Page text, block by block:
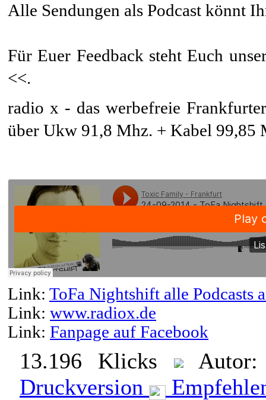
Alle Sendungen als Podcast könnt
Für Euer Feedback steht Euch
<<.
radio x - das werbefreie
über Ukw 91,8 Mhz. + Kabel 99,85
Link: ToFa Nightshift alle Podcasts
Link: www.radiox.de
Link: Fanpage auf Facebook
13.196 Klicks
Druckversion